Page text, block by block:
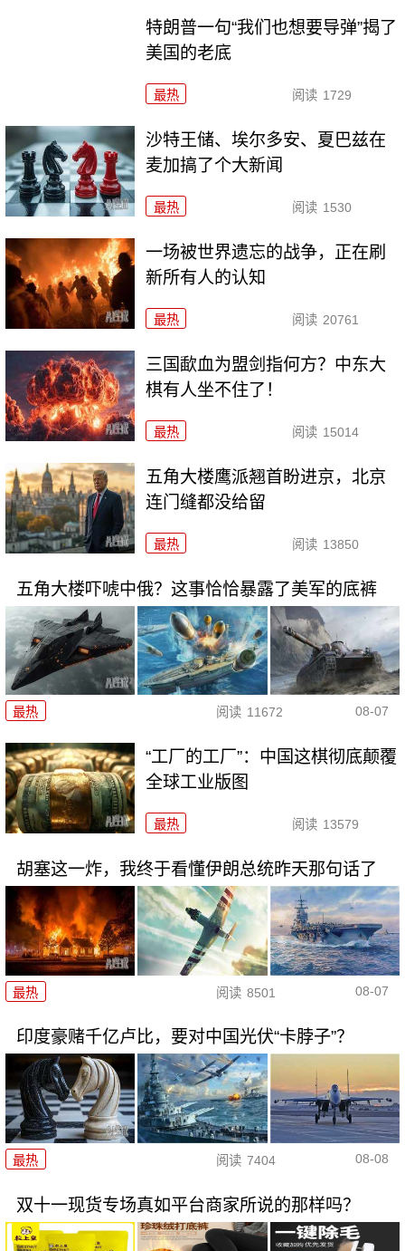
特朗普一句“我们也想要导弹”揭了
美国的老底
最热 阅读 1729
沙特王储、埃尔多安、夏巴兹在
麦加搞了个大新闻
最热 阅读 1530
一场被世界遗忘的战争，正在刷
新所有人的认知
最热 阅读 20761
三国歃血为盟剑指何方？中东大
棋有人坐不住了！
最热 阅读 15014
五角大楼鹰派翘首盼进京，北京
连门缝都没给留
最热 阅读 13850
五角大楼吓唬中俄？这事恰恰暴露了美军的底裤
最热 阅读 11672 08-07
“工厂的工厂”：中国这棋彻底颠覆
全球工业版图
最热 阅读 13579
胡塞这一炸，我终于看懂伊朗总统昨天那句话了
最热 阅读 8501 08-07
印度豪赌千亿卢比，要对中国光伏“卡脖子”？
最热 阅读 7404 08-08
双十一现货专场真如平台商家所说的那样吗？